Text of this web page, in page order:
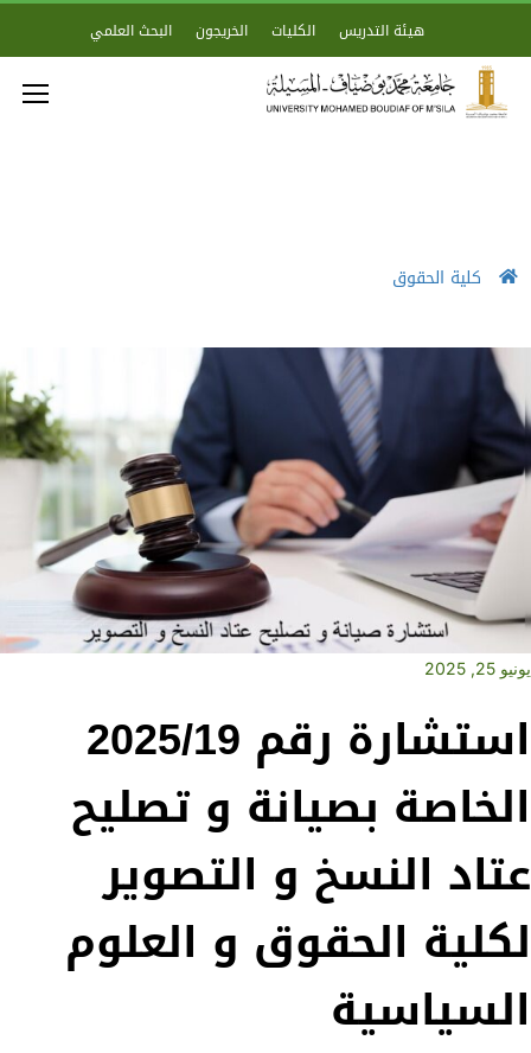
هيئة التدريس الكليات الخريجون البحث العلمي
كلية الحقوق
يونيو 25, 2025
استشارة رقم 2025/19
الخاصة بصيانة و تصليح
عتاد النسخ و التصوير
لكلية الحقوق و العلوم
السياسية